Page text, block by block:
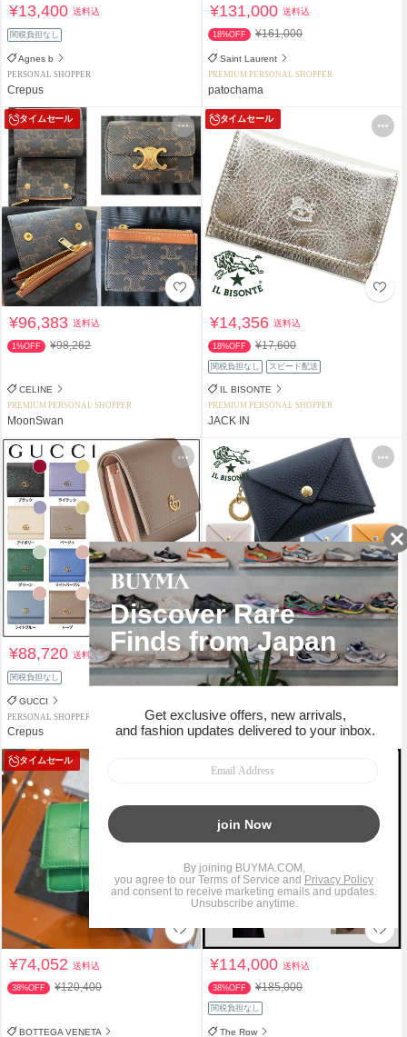
¥13,400送料込
関税負担なし
Agnes b
PERSONAL SHOPPER
Crepus
¥131,000送料込
18%OFF ¥161,000
Saint Laurent
PREMIUM PERSONAL SHOPPER
patochama
タイムセール
¥96,383送料込
1%OFF ¥98,262
CELINE
PREMIUM PERSONAL SHOPPER
MoonSwan
タイムセール
¥14,356送料込
18%OFF ¥17,600
関税負担なし スピード配送
IL BISONTE
PREMIUM PERSONAL SHOPPER
JACK IN
¥88,720送料込
関税負担なし
GUCCI
PERSONAL SHOPPER
Crepus
¥7,980送料込
関税負担なし スピード配送
PREMIUM PERSONAL SHOPPER
JACK IN
タイムセール
¥74,052送料込
38%OFF ¥120,400
BOTTEGA VENETA
¥114,000送料込
38%OFF ¥185,000
関税負担なし
The Row